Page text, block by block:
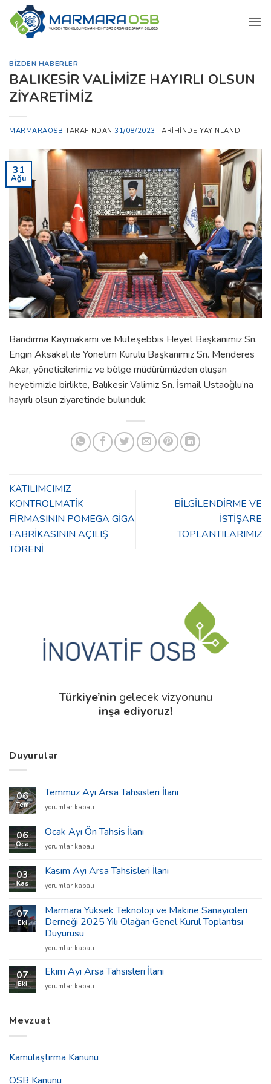
İçeriğe
atla
BIZDEN HABERLER
BALIKESİR VALİMİZE HAYIRLI OLSUN
ZİYARETİMİZ
MARMARAOSB TARAFINDAN 31/08/2023 TARIHINDE YAYINLANDI
31
Ağu
Bandırma Kaymakamı ve Müteşebbis Heyet Başkanımız Sn.
Engin Aksakal ile Yönetim Kurulu Başkanımız Sn. Menderes
Akar, yöneticilerimiz ve bölge müdürümüzden oluşan
heyetimizle birlikte, Balıkesir Valimiz Sn. İsmail Ustaoğlu’na
hayırlı olsun ziyaretinde bulunduk.
KATILIMCIMIZ
KONTROLMATİK
FİRMASININ POMEGA GİGA
FABRİKASININ AÇILIŞ
TÖRENİ
BİLGİLENDİRME VE
İSTİŞARE
TOPLANTILARIMIZ
Türkiye’nin gelecek vizyonunu
inşa ediyoruz!
Duyurular
06
Tem
Temmuz Ayı Arsa Tahsisleri İlanı
Temmuz
Arsa
Tahsisleri
İlanı
yorumlar kapalı
06
Oca
Ocak Ayı Ön Tahsis İlanı
Ocak
Ön
Tahsis
İlanı
yorumlar kapalı
03
Kas
Kasım Ayı Arsa Tahsisleri İlanı
Kasım
Arsa
Tahsisleri
İlanı
için
yorumlar kapalı
07
Eki
Marmara Yüksek Teknoloji ve Makine Sanayicileri
Derneği 2025 Yılı Olağan Genel Kurul Toplantısı
Duyurusu
Marmara
Teknoloji
Makine
2025
Kurul
Duyurusu
yorumlar kapalı
07
Eki
Ekim Ayı Arsa Tahsisleri İlanı
Ekim
Tahsisleri
yorumlar kapalı
Mevzuat
Kamulaştırma Kanunu
OSB Kanunu